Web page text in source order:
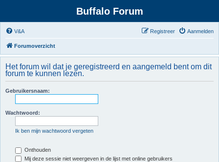
Buffalo Forum
V&A Aanmelden
Registreer
Forumoverzicht
Het forum wil dat je geregistreerd en aangemeld bent om dit
forum te kunnen lezen.
Gebruikersnaam:
Wachtwoord:
Ik ben mijn wachtwoord vergeten
Onthouden
Mij deze sessie niet weergeven in de lijst met online gebruikers